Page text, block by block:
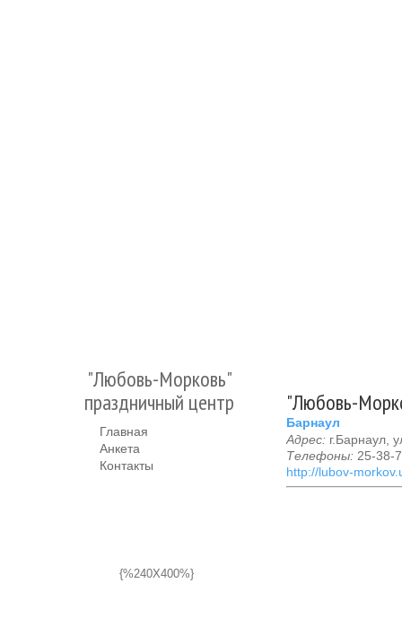
"Любовь-Морковь"
праздничный центр
Главная
Анкета
Контакты
{%240X400%}
"Любовь-
Барнаул
Адрес: г.Барнаул,
Телефоны: 25-38-
http://lubov-